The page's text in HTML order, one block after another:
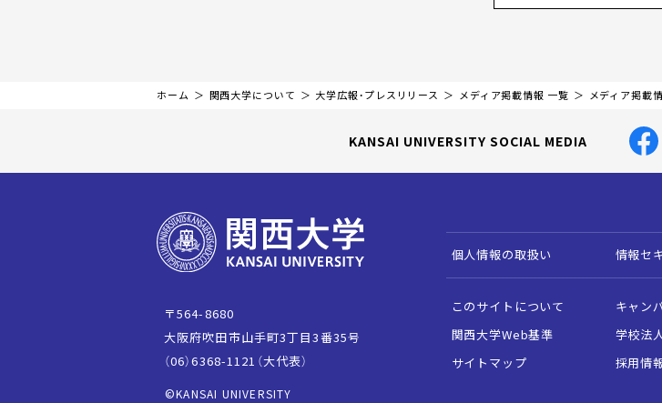
ホーム 関西大学について 大学広報・プレスリリース メディア掲載情報 一覧 メディア掲載
KANSAI UNIVERSITY SOCIAL MEDIA
個人情報の取扱い 情報セ
このサイトについて
キャン
関西大学Web基準
学校法
サイトマップ
採用情
〒564-8680
大阪府吹田市山手町3丁目3番35号
（06）6368-1121（大代表）
©KANSAI UNIVERSITY